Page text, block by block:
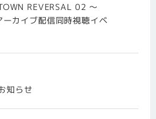
REVERSAL 02 〜
カイブ配信同時視聴イベ
知らせ